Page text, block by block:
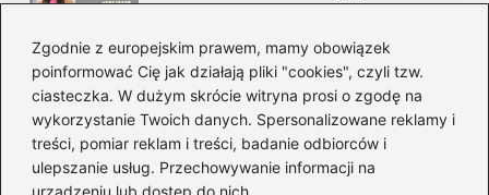
Zgodnie z europejskim prawem, mamy obowiązek
poinformować Cię jak działają pliki "cookies", czyli tzw.
ciasteczka. W dużym skrócie witryna prosi o zgodę na
wykorzystanie Twoich danych. Spersonalizowane reklamy i
treści, pomiar reklam i treści, badanie odbiorców i
ulepszanie usług. Przechowywanie informacji na
urządzeniu lub dostęp do nich.
sylwetkę w zaledwie 90 dni
Idealny garnitur: jak dobrać
go do swojej sylwetki?